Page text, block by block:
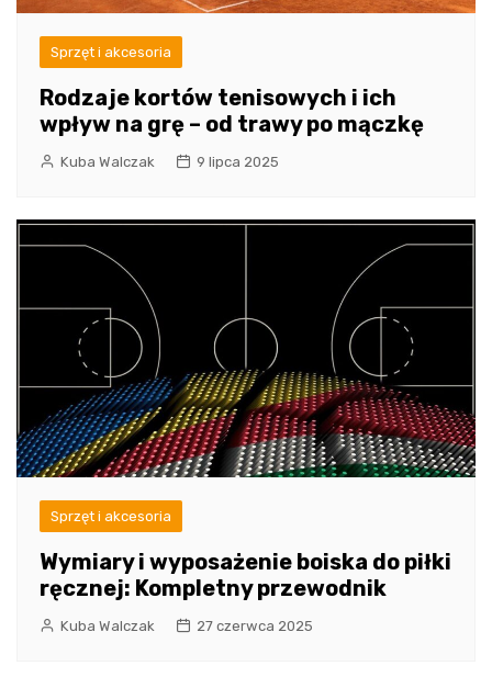
Sprzęt i akcesoria
Rodzaje kortów tenisowych i ich
wpływ na grę – od trawy po mączkę
Kuba Walczak 9 lipca 2025
Sprzęt i akcesoria
Wymiary i wyposażenie boiska do piłki
ręcznej: Kompletny przewodnik
Kuba Walczak 27 czerwca 2025